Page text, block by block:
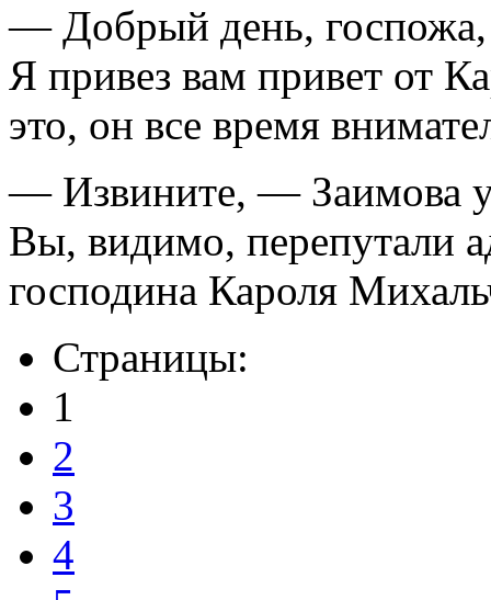
— Добрый день,
Я привез вам привет от
это, он все время
— Извините, — Заимова
Вы, видимо, перепутали
господина Кароля
Страницы:
1
2
3
4